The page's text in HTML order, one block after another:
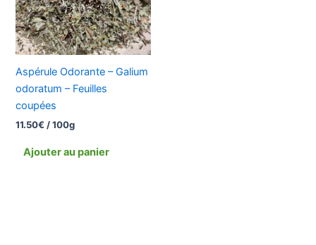
Aspérule Odorante – Galium
odoratum – Feuilles
coupées
11.50€ / 100g
Ajouter au panier